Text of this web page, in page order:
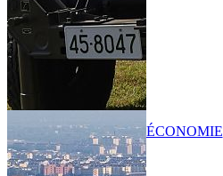
ÉCONOMIE